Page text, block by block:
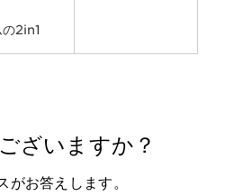
2in1
ざいますか？
がお答えします。